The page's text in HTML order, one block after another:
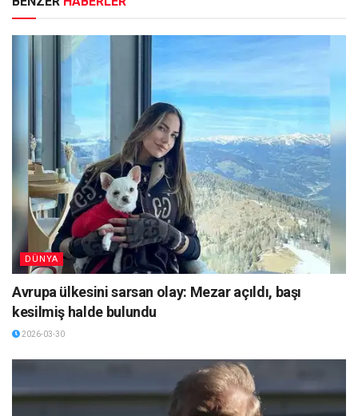
DÜNYA
Avrupa ülkesini sarsan olay: Mezar açıldı, başı
kesilmiş halde bulundu
2026-03-30